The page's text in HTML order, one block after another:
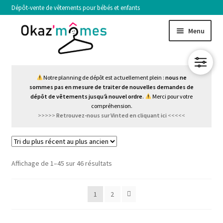
Menu
GARÇON
NOS CRITÈRES DE SÉLECTION
Notre planning de dépôt est actuellement plein : nous ne
sommes pas en mesure de traiter de nouvelles demandes de
dépôt de vêtements jusqu’à nouvel ordre.
Merci pour votre
compréhension.
>>>>> Retrouvez-nous sur Vinted en cliquant ici <<<<<
Affichage de 1–45 sur 46 résultats
1 2